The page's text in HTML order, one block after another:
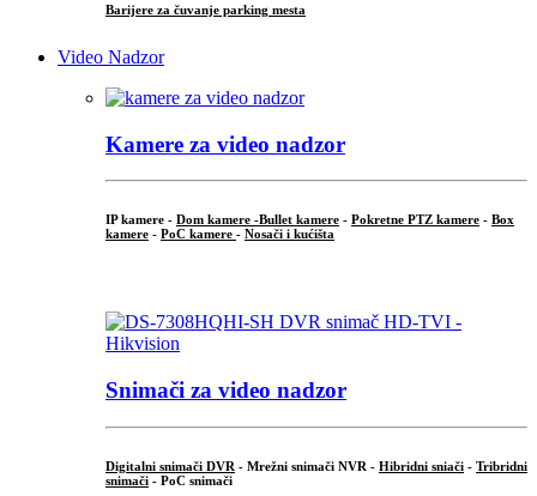
Barijere za čuvanje parking mesta
Video Nadzor
Kamere za video nadzor
IP kamere - Dom kamere -Bullet kamere - Pokretne PTZ kamere - Box
kamere - PoC kamere - Nosači i kućišta
Snimači za video nadzor
Digitalni snimači DVR - Mrežni snimači NVR - Hibridni sniači - Tribridni
snimači - PoC snimači